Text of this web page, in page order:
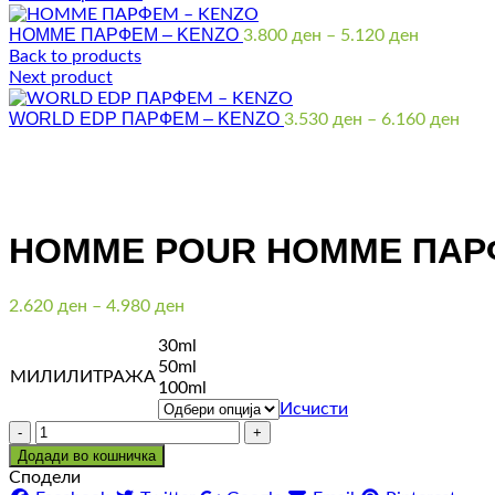
HOMME ПАРФЕМ – KENZO 3.800 ден – 5.120 ден
5.120 ден
Back to products
Next product
WORLD EDP ПАРФЕМ – KENZO 3.530 ден – 6.160 ден
HOMME POUR HOMME
2.620 ден – 4.980 ден
2.620 ден
through
4.980 ден
МИЛИЛИТРАЖА
30ml
50ml
100ml
Исчисти
Количина
Додади во кошничка
Сподели